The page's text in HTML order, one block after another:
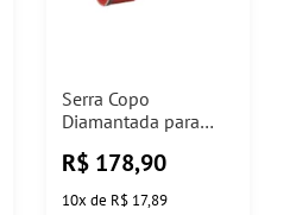
Serra Copo
Diamantada para
61428 Cortag
R$ 178,90
10x de R$ 17,89